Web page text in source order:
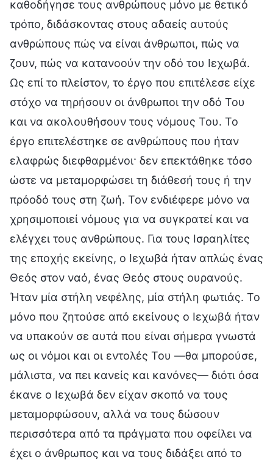
καθοδήγησε τους ανθρώπους μόνο με θετικό
τρόπο, διδάσκοντας στους αδαείς αυτούς
ανθρώπους πώς να είναι άνθρωποι, πώς να
ζουν, πώς να κατανοούν την οδό του Ιεχωβά.
Ως επί το πλείστον, το έργο που επιτέλεσε είχε
στόχο να τηρήσουν οι άνθρωποι την οδό Του
και να ακολουθήσουν τους νόμους Του. Το
έργο επιτελέστηκε σε ανθρώπους που ήταν
ελαφρώς διεφθαρμένοι· δεν επεκτάθηκε τόσο
ώστε να μεταμορφώσει τη διάθεσή τους ή την
πρόοδό τους στη ζωή. Τον ενδιέφερε μόνο να
χρησιμοποιεί νόμους για να συγκρατεί και να
ελέγχει τους ανθρώπους. Για τους Ισραηλίτες
της εποχής εκείνης, ο Ιεχωβά ήταν απλώς ένας
Θεός στον ναό, ένας Θεός στους ουρανούς.
Ήταν μία στήλη νεφέλης, μία στήλη φωτιάς. Το
μόνο που ζητούσε από εκείνους ο Ιεχωβά ήταν
να υπακούν σε αυτά που είναι σήμερα γνωστά
ως οι νόμοι και οι εντολές Του —θα μπορούσε,
μάλιστα, να πει κανείς και κανόνες— διότι όσα
έκανε ο Ιεχωβά δεν είχαν σκοπό να τους
μεταμορφώσουν, αλλά να τους δώσουν
περισσότερα από τα πράγματα που οφείλει να
έχει ο άνθρωπος και να τους διδάξει από το